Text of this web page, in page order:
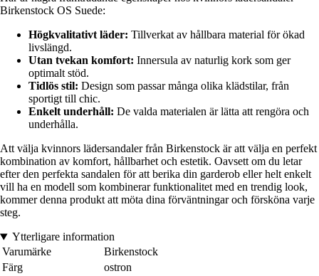
Birkenstock OS Suede:
Högkvalitativt läder: Tillverkat av hållbara material för ökad
livslängd.
Utan tvekan komfort: Innersula av naturlig kork som ger
optimalt stöd.
Tidlös stil: Design som passar många olika klädstilar, från
sportigt till chic.
Enkelt underhåll: De valda materialen är lätta att rengöra och
underhålla.
Att välja kvinnors lädersandaler från Birkenstock är att välja en perfekt
kombination av komfort, hållbarhet och estetik. Oavsett om du letar
efter den perfekta sandalen för att berika din garderob eller helt enkelt
vill ha en modell som kombinerar funktionalitet med en trendig look,
kommer denna produkt att möta dina förväntningar och försköna varje
steg.
Ytterligare information
Varumärke
Birkenstock
Färg
ostron